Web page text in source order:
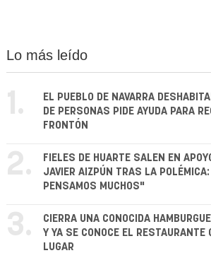
Lo más leído
1.
EL PUEBLO DE NAVARRA
DE PERSONAS PIDE AYUDA PARA
FRONTÓN
2.
FIELES DE HUARTE SALEN EN
JAVIER AIZPÚN TRAS LA
PENSAMOS MUCHOS"
3.
CIERRA UNA CONOCIDA
Y YA SE CONOCE EL RESTAURANTE
LUGAR